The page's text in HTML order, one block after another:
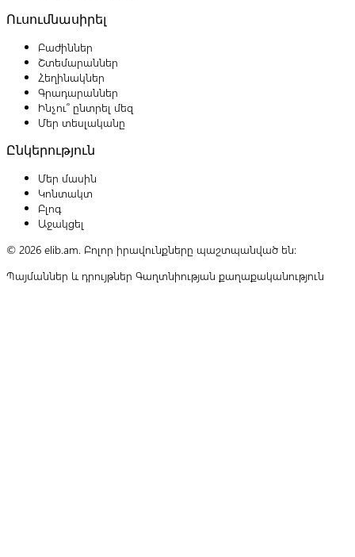
Ուսումնասիրել
Բաժիններ
Շտեմարաններ
Հեղինակներ
Գրադարաններ
Ինչու՞ ընտրել մեզ
Մեր տեսլականը
Ընկերություն
Մեր մասին
Կոնտակտ
Բլոգ
Աջակցել
© 2026 elib.am. Բոլոր իրավունքները պաշտպանված են:
Պայմաններ և դրույթներ Գաղտնիության քաղաքականություն